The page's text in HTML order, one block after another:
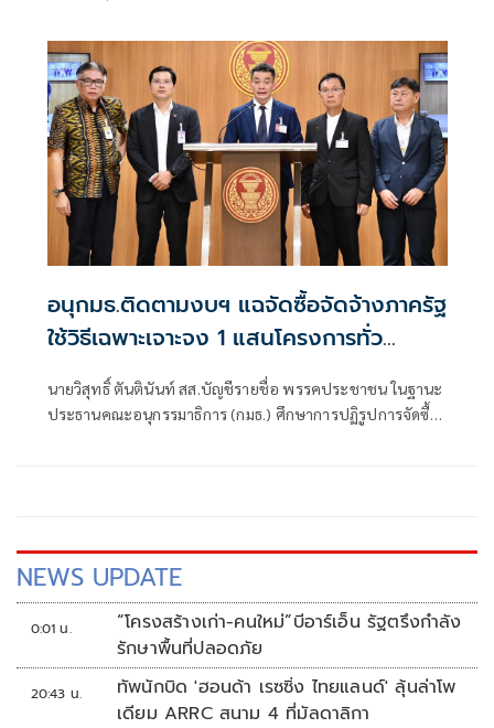
ร่วมรัฐบาลและนายกฯไปแล้วว่า รัฐบาลนี้มีเสถียรภาพและ
ทำงานร่วมกันอย่างเต็มที่
อนุกมธ.ติดตามงบฯ แฉจัดซื้อจัดจ้างภาครัฐ
ใช้วิธีเฉพาะเจาะจง 1 แสนโครงการทั่ว
ประเทศ เอื้อทุจริตงบกว่า 5 หมื่นล้านบาท
นายวิสุทธิ์ ตันตินันท์ สส.บัญชีรายชื่อ พรรคประชาชน ในฐานะ
ประธานคณะอนุกรรมาธิการ (กมธ.) ศึกษาการปฏิรูปการจัดซื้อ
NEWS UPDATE
0:01 น.
“โครงสร้างเก่า-คนใหม่”บีอาร์เอ็น รัฐตรึงกำลัง
รักษาพื้นที่ปลอดภัย
20:43 น.
ทัพนักบิด 'ฮอนด้า เรซซิ่ง ไทยแลนด์' ลุ้นล่าโพ
เดียม ARRC สนาม 4 ที่มัลดาลิกา